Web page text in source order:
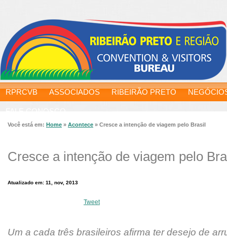
RPRCVB ASSOCIADOS RIBEIRÃO PRETO
Você está em: Home » Acontece » Cresce a intenção de viagem pelo Brasil
Cresce a intenção de viagem pelo
Atualizado em: 11, nov, 2013
Tweet
Um a cada três brasileiros afirma ter desejo de